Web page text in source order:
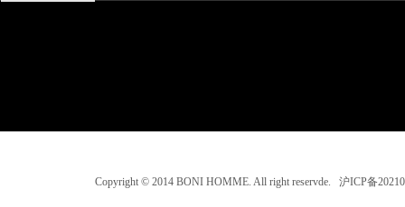
Copyright © 2014 BONI HOMME. All right reservde. 沪ICP备